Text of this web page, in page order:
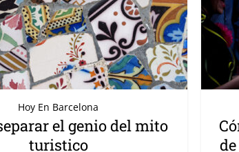
Hoy En Barcelona
el genio del mito
turistico